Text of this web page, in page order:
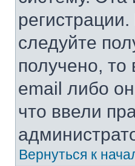
следуйте
получено,
email либо
что ввели
Вернуться к